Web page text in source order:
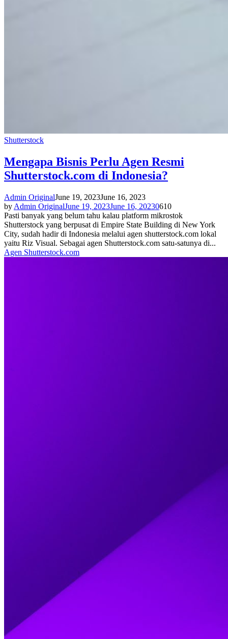
Shutterstock
Mengapa Bisnis Perlu Agen Resmi
Shutterstock.com di Indonesia?
Admin OriginalJune 19, 2023June 16, 2023
by Admin OriginalJune 19, 2023June 16, 20230610
Pasti banyak yang belum tahu kalau platform mikrostok
Shutterstock yang berpusat di Empire State Building di New York
City, sudah hadir di Indonesia melalui agen shutterstock.com lokal
yaitu Riz Visual. Sebagai agen Shutterstock.com satu-satunya di...
Agen Shutterstock.com